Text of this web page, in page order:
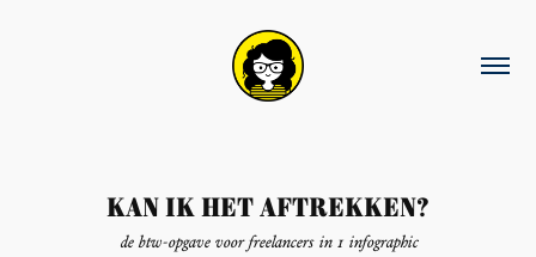
Kan ik het aftrekken?
de btw-opgave voor freelancers in 1 infographic